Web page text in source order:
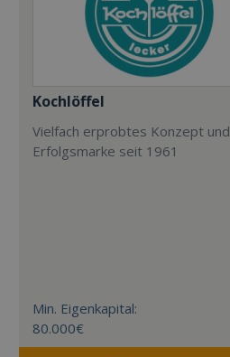
Kochlöffel
Vielfach erprobtes Konzept und
Erfolgsmarke seit 1961
Min. Eigenkapital:
80.000€